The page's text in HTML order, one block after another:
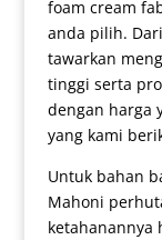
foam cream
anda pilih.
tawarkan
tinggi serta
dengan harga
yang kami
Untuk bahan
Mahoni
ketahanannya